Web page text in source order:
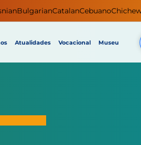
BulgarianCatalanCebuano
Atualidades Vocacional Museu